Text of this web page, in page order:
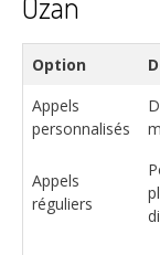
Option
Appels
personnalisés
Appels
réguliers